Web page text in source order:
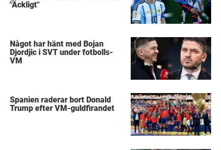
"Äckligt"
Något har hänt med Bojan
Djordjic i SVT under fotbolls-
VM
Spanien raderar bort Donald
Trump efter VM-guldfirandet